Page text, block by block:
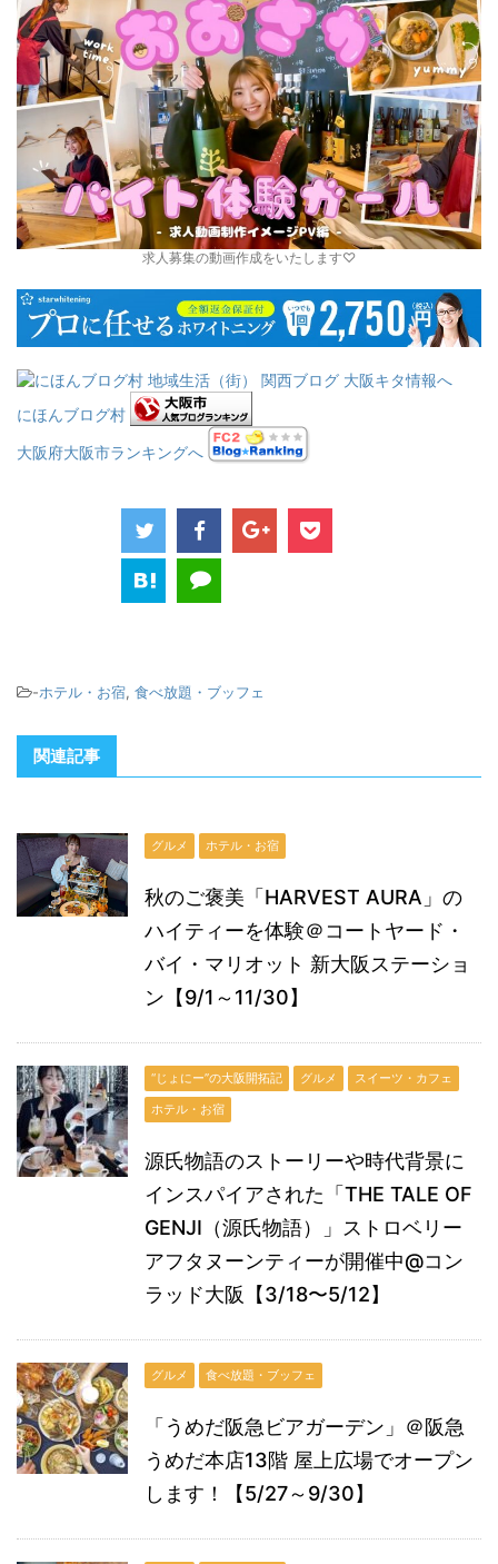
求人募集の動画作成をいたします♡
にほんブログ村
大阪府大阪市ランキングへ
-ホテル・お宿, 食べ放題・ブッフェ
関連記事
グルメ ホテル・お宿
秋のご褒美「HARVEST AURA」の
ハイティーを体験＠コートヤード・
バイ・マリオット 新大阪ステーショ
ン【9/1～11/30】
“じょにー”の大阪開拓記 グルメ
スイーツ・カフェ
ホテル・お宿
源氏物語のストーリーや時代背景に
インスパイアされた「THE TALE OF
GENJI（源氏物語）」ストロベリー
アフタヌーンティーが開催中@コン
ラッド大阪【3/18〜5/12】
グルメ 食べ放題・ブッフェ
「うめだ阪急ビアガーデン」＠阪急
うめだ本店13階 屋上広場でオープン
します！【5/27～9/30】